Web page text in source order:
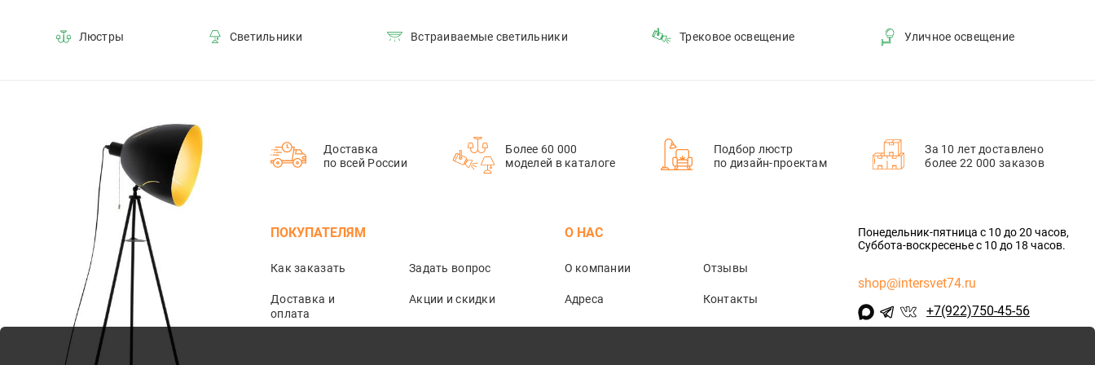
Люстры Светильники Встраиваемые светильники Трековое освещение Уличное освещение
Доставка
по всей России
Более 60 000
моделей в каталоге
Подбор люстр
по дизайн-проектам
За 10 лет доставлено
более 22 000 заказов
ПОКУПАТЕЛЯМ
Как заказать Задать вопрос
Доставка и
оплата
Акции и скидки
О НАС
О компании Отзывы
Адреса Контакты
Понедельник-пятница с 10 до 20 часов,
Суббота-воскресенье с 10 до 18 часов.
shop@intersvet74.ru
+7(922)750-45-56